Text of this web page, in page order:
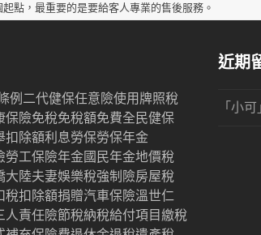
點，最重要的是要給客人專業的售後服務。
例 二代健保任意險使用牌照稅
保險免稅免稅額免費全民健保
扣除額利息勞保勞保年金
勞工保險年金國民年金地價稅
大陸夫妻娛樂稅強制險房屋稅
稅扣除額捐贈汽車保險溫世仁
人責任險節稅納稅給付項目 繳稅
近期
「小可